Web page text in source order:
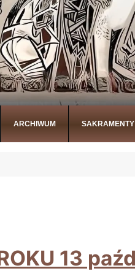
ARCHIWUM SAKRAMENTY
13